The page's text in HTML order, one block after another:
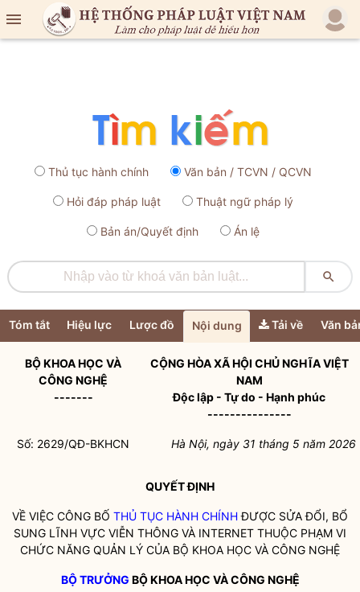

Thủ tục hành chính Văn bản / TCVN / QCVN
Hỏi đáp pháp luật Thuật ngữ pháp lý
Bản án/Quyết định Án lệ

Tóm tắt Hiệu lực Lược đồ Nội dung Tải về Văn
BỘ KHOA HỌC VÀ
CÔNG NGHỆ
-------
CỘNG HÒA XÃ HỘI CHỦ NGHĨA VIỆT
NAM
Độc lập - Tự do - Hạnh phúc
---------------
Số: 2629/QĐ-BKHCN Hà Nội, ngày 31 tháng 5 năm 2026
QUYẾT ĐỊNH
VỀ VIỆC CÔNG BỐ THỦ TỤC HÀNH CHÍNHĐƯỢC SỬA ĐỔI, BỔ
SUNG LĨNH VỰC VIỄN THÔNG VÀ INTERNET THUỘC PHẠM VI
CHỨC NĂNG QUẢN LÝ CỦA BỘ KHOA HỌC VÀ CÔNG NGHỆ
BỘ TRƯỞNG BỘ KHOA HỌC VÀ CÔNG NGHỆ